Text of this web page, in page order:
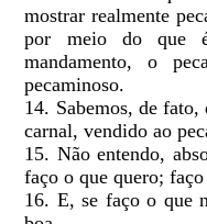
mostrar realmente
por meio do que
mandamento, o
pecaminoso.
14. Sabemos, de
carnal, vendido ao
15. Não entendo,
faço o que quero;
16. E, se faço o que